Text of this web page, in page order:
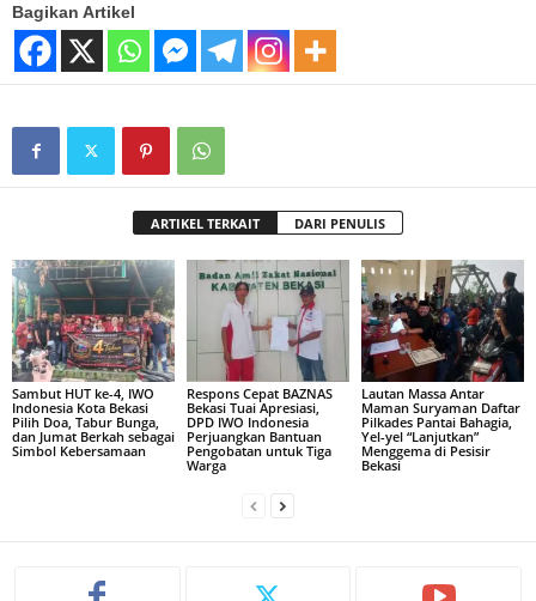
Bagikan Artikel
ARTIKEL TERKAIT DARI PENULIS
Sambut HUT ke-4, IWO
Indonesia Kota Bekasi
Pilih Doa, Tabur Bunga,
dan Jumat Berkah sebagai
Simbol Kebersamaan
Respons Cepat BAZNAS
Bekasi Tuai Apresiasi,
DPD IWO Indonesia
Perjuangkan Bantuan
Pengobatan untuk Tiga
Warga
Lautan Massa Antar
Maman Suryaman Daftar
Pilkades Pantai Bahagia,
Yel-yel “Lanjutkan”
Menggema di Pesisir
Bekasi